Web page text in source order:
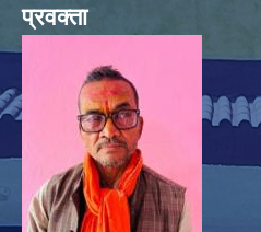
प्रवक्ता